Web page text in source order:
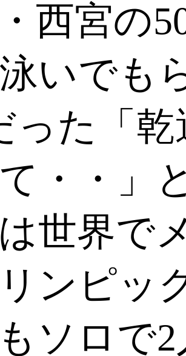
西宮の
いでも
った「
・・」
世界で
ンピッ
ソロで